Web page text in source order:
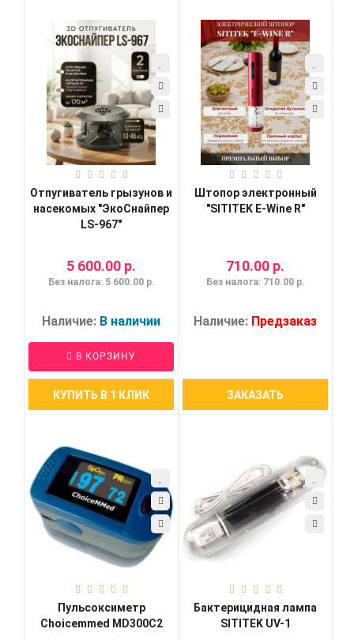
Отпугиватель грызунов и
насекомых "ЭкоСнайпер
LS-967"
5 600.00 р.
Без налога: 5 600.00 р.
Наличие: В наличии
В КОРЗИНУ
КУПИТЬ В 1 КЛИК
Штопор электронный
"SITITEK E-Wine R"
710.00 р.
Без налога: 710.00 р.
Наличие: Предзаказ
ЗАКАЗАТЬ
Пульсоксиметр
Choicemmed MD300C2
Бактерицидная лампа
SITITEK UV-1